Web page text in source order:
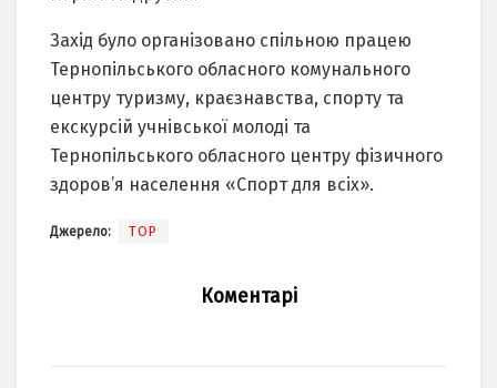
Захід було організовано спільною працею
Тернопільського обласного комунального
центру туризму, краєзнавства, спорту та
екскурсій учнівської молоді та
Тернопільського обласного центру фізичного
здоров’я населення «Спорт для всіх».
Джерело: ТОР
Коментарі